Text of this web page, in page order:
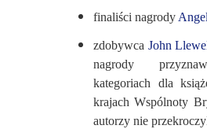
finaliści nagrody
zdobywca John
nagrody
kategoriach dla
krajach Wspólnoty
autorzy nie